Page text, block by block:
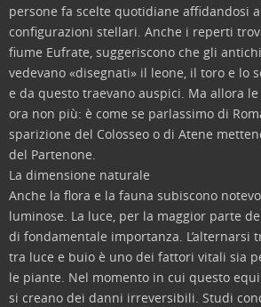
persone fa scelte quotidiane affidandosi
configurazioni stellari. Anche i reperti
fiume Eufrate, suggeriscono che gli
vedevano «disegnati» il leone, il toro e lo
e da questo traevano auspici. Ma allora
ora non più: è come se parlassimo di
sparizione del Colosseo o di Atene
del Partenone.
La dimensione naturale
Anche la flora e la fauna subiscono
luminose. La luce, per la maggior parte
di fondamentale importanza. L’alternarsi
tra luce e buio è uno dei fattori vitali sia
le piante. Nel momento in cui questo
si creano dei danni irreversibili. Studi